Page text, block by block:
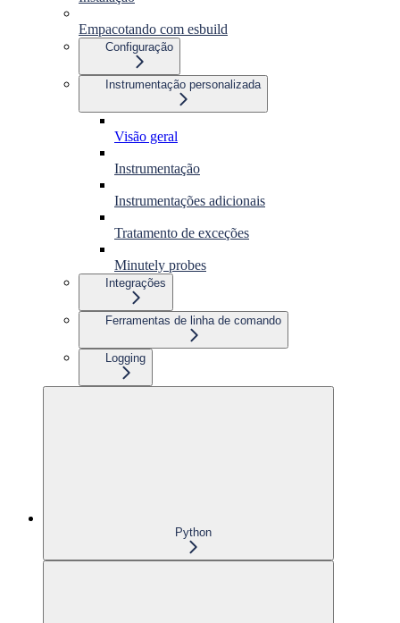
Empacotando com esbuild
Configuração
Instrumentação personalizada
Visão geral
Instrumentação
Instrumentações adicionais
Tratamento de exceções
Minutely probes
Integrações
Ferramentas de linha de comando
Logging
Python